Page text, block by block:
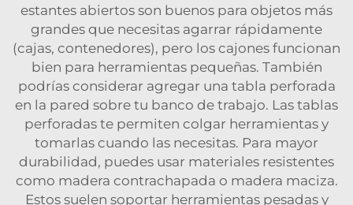
estantes abiertos son buenos para objetos más
grandes que necesitas agarrar rápidamente
(cajas, contenedores), pero los cajones funcionan
bien para herramientas pequeñas. También
podrías considerar agregar una tabla perforada
en la pared sobre tu banco de trabajo. Las tablas
perforadas te permiten colgar herramientas y
tomarlas cuando las necesitas. Para mayor
durabilidad, puedes usar materiales resistentes
como madera contrachapada o madera maciza.
Estos suelen soportar herramientas pesadas y